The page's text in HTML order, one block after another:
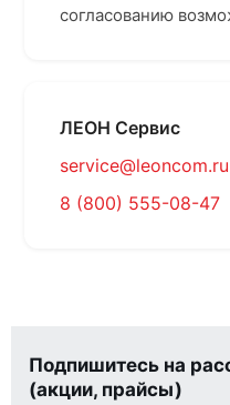
согласованию
ЛЕОН Сервис
service@leoncom.ru
8 (800) 555-08-47
Подпишитесь на
(акции, прайсы)